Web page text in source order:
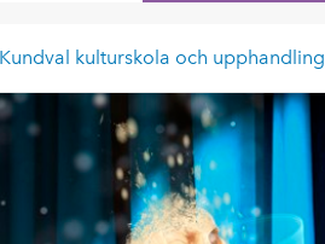
Kundval kulturskola och upphandling